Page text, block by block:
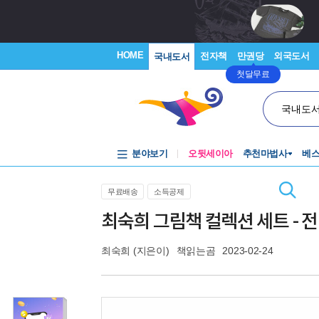
HOME 국내도서 전자책 만권당
첫달무료
외국도서
국내도
분야보기 오뒷세이아 추천마법사 베
무료배송 소득공제
최숙희 그림책 컬렉션 세트 -
최숙희 (지은이) 책읽는곰 2023-02-24